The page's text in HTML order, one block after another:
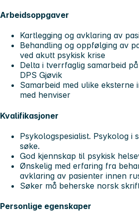
Arbeidsoppgaver
Kartlegging og avklaring av
Behandling og oppfølging av
ved akutt psykisk krise
Delta i tverrfaglig samarbeid
DPS Gjøvik
Samarbeid med ulike eksterne
med henviser
Kvalifikasjoner
Psykologspesialist. Psykolog i
søke.
God kjennskap til psykisk
Ønskelig med erfaring fra
avklaring av pasienter innen
Søker må beherske norsk
Personlige egenskaper